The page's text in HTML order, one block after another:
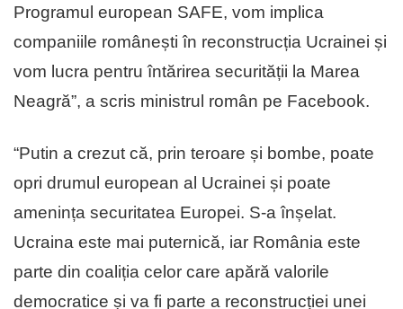
Programul european SAFE, vom implica
companiile românești în reconstrucția Ucrainei și
vom lucra pentru întărirea securității la Marea
Neagră”, a scris ministrul român pe Facebook.
“Putin a crezut că, prin teroare și bombe, poate
opri drumul european al Ucrainei și poate
amenința securitatea Europei. S-a înșelat.
Ucraina este mai puternică, iar România este
parte din coaliția celor care apără valorile
democratice și va fi parte a reconstrucției unei